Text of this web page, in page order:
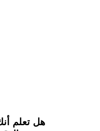
instagramهل تعلم